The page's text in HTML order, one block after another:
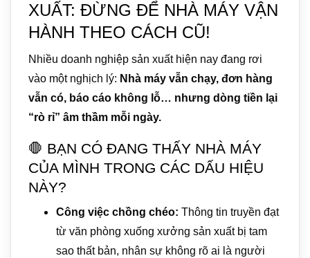
XUẤT: ĐỪNG ĐỂ NHÀ MÁY VẬN
HÀNH THEO CÁCH CŨ!
Nhiều doanh nghiệp sản xuất hiện nay đang rơi
vào một nghịch lý: Nhà máy vẫn chạy, đơn hàng
vẫn có, báo cáo không lỗ… nhưng dòng tiền lại
“rò rỉ” âm thầm mỗi ngày.
🛑 BẠN CÓ ĐANG THẤY NHÀ MÁY
CỦA MÌNH TRONG CÁC DẤU HIỆU
NÀY?
Công việc chồng chéo: Thông tin truyền đạt
từ văn phòng xuống xưởng sản xuất bị tam
sao thất bản, nhân sự không rõ ai là người